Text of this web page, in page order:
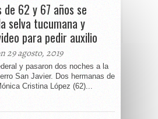
de 62 y 67 años se
selva tucumana y
para pedir auxilio
29 agosto, 2019
y pasaron dos noches a la
San Javier. Dos hermanas de
Cristina López (62)...